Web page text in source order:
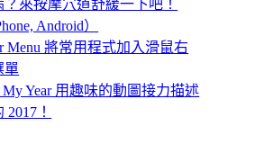
？來按摩穴道舒緩一下吧！
Android）
Menu 將常用程式加入滑鼠右
單
My Year 用趣味的動圖接力描述
2017！